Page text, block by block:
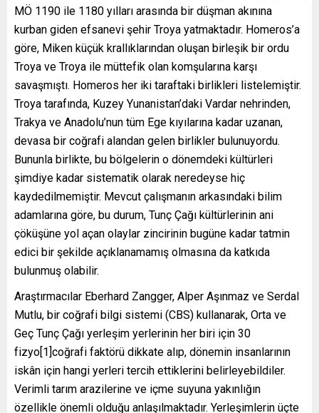
MÖ 1190 ile 1180 yılları arasında bir düşman akınına
kurban giden efsanevi şehir Troya yatmaktadır. Homeros’a
göre, Miken küçük krallıklarından oluşan birleşik bir ordu
Troya ve Troya ile müttefik olan komşularına karşı
savaşmıştı. Homeros her iki taraftaki birlikleri listelemiştir.
Troya tarafında, Kuzey Yunanistan’daki Vardar nehrinden,
Trakya ve Anadolu’nun tüm Ege kıyılarına kadar uzanan,
devasa bir coğrafi alandan gelen birlikler bulunuyordu.
Bununla birlikte, bu bölgelerin o dönemdeki kültürleri
şimdiye kadar sistematik olarak neredeyse hiç
kaydedilmemiştir. Mevcut çalışmanın arkasındaki bilim
adamlarına göre, bu durum, Tunç Çağı kültürlerinin ani
çöküşüne yol açan olaylar zincirinin bugüne kadar tatmin
edici bir şekilde açıklanamamış olmasına da katkıda
bulunmuş olabilir.
Araştırmacılar Eberhard Zangger, Alper Aşınmaz ve Serdal
Mutlu, bir coğrafi bilgi sistemi (CBS) kullanarak, Orta ve
Geç Tunç Çağı yerleşim yerlerinin her biri için 30
fizyo[1]coğrafi faktörü dikkate alıp, dönemin insanlarının
iskân için hangi yerleri tercih ettiklerini belirleyebildiler.
Verimli tarım arazilerine ve içme suyuna yakınlığın
özellikle önemli olduğu anlaşılmaktadır. Yerleşimlerin üçte